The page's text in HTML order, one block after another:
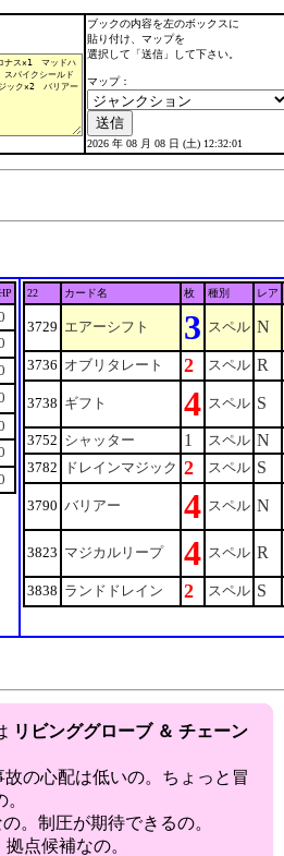
ブックの内容を左のボックスに
貼り付け、マップを
選択して「送信」して下さい。
マップ：
2026 年 08 月 08 日 (土) 12:32:01
22 カード名 枚 種別 レア
3729 エアーシフト 3 スペル N
3736 オブリタレート 2 スペル R
3738 ギフト 4 スペル S
3752 シャッター 1 スペル N
3782
ドレインマジック 2 スペル S
3790 バリアー 4 スペル N
3823 マジカルリープ 4 スペル R
3838 ランドドレイン 2 スペル S
リビンググローブ ＆ チェーン
の心配は低いの。ちょっと冒
。制圧が期待できるの。
点候補なの。